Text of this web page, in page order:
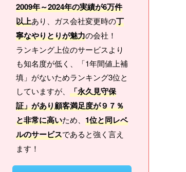
2009年～2024年の実績が6万件
以上あり、ガス会社変更時の丁
寧なやりとりが魅力の会社！
ランキング上位のサービスより
も知名度が低く、「1年間値上補
填」がないためランキング3位と
していますが、 「永久見守保
証」があり顧客満足度が９７％
と非常に高いため、 1位と同レベ
ルのサービスであると強く言え
ます！